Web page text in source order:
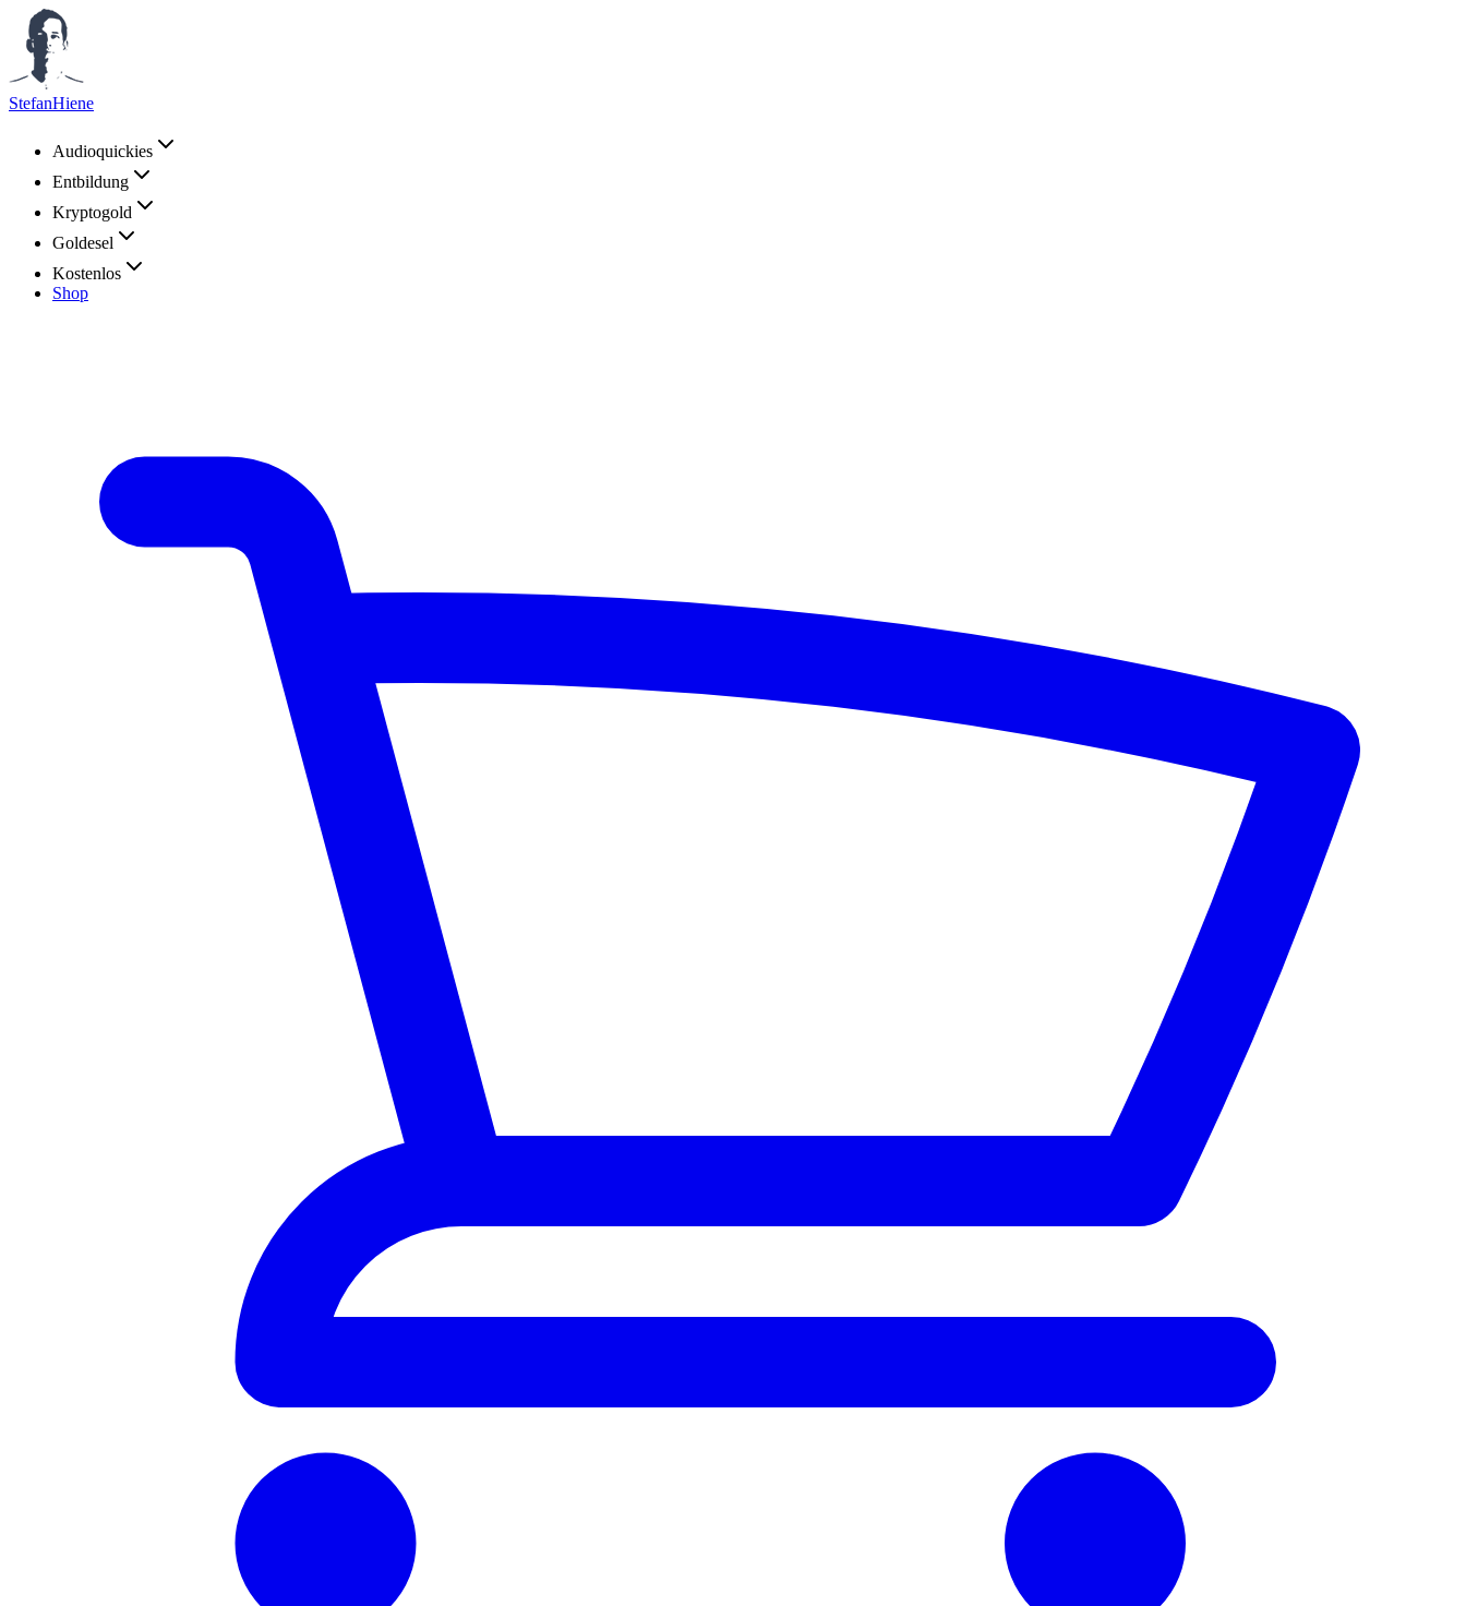
StefanHiene
Audioquickies
Entbildung
Kryptogold
Goldesel
Kostenlos
Shop